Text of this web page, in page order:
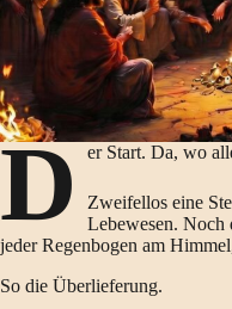
D er Start. Da, wo
Zweifellos eine
Lebewesen. Noch
jeder Regenbogen am
So die Überlieferung.